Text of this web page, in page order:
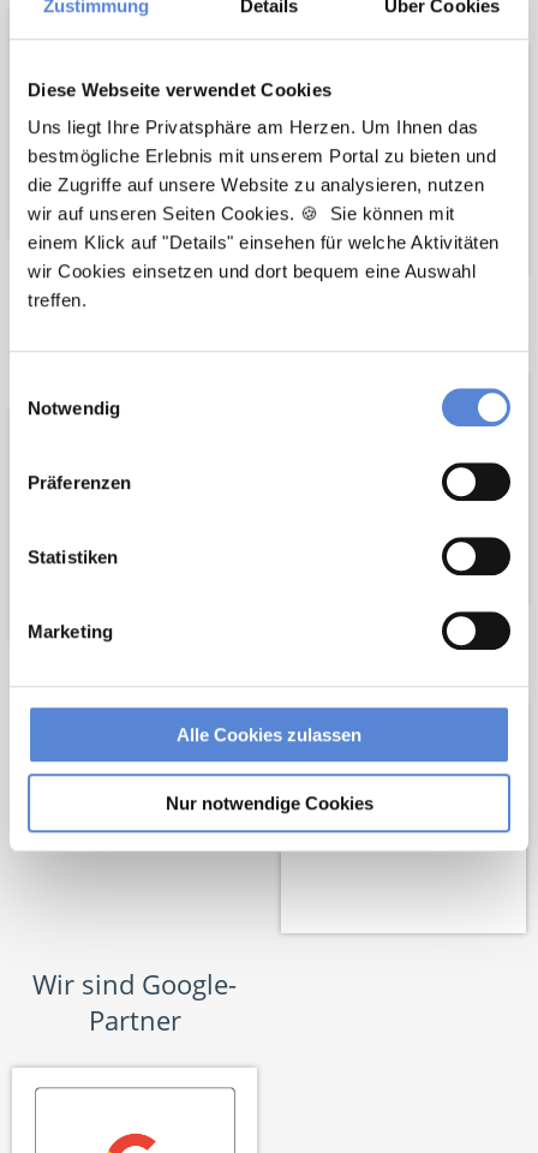
Zustimmung Details Über Cookies
Diese Webseite verwendet Cookies
Uns liegt Ihre Privatsphäre am Herzen. Um Ihnen das
bestmögliche Erlebnis mit unserem Portal zu bieten und
die Zugriffe auf unsere Website zu analysieren, nutzen
wir auf unseren Seiten Cookies. 🍪 Sie können mit
einem Klick auf "Details" einsehen für welche Aktivitäten
wir Cookies einsetzen und dort bequem eine Auswahl
treffen.
Notwendig
Präferenzen
Statistiken
Marketing
Alle Cookies zulassen
Nur notwendige Cookies
Bäume
Netzwerk-Partner
Wir sind Google-
Partner